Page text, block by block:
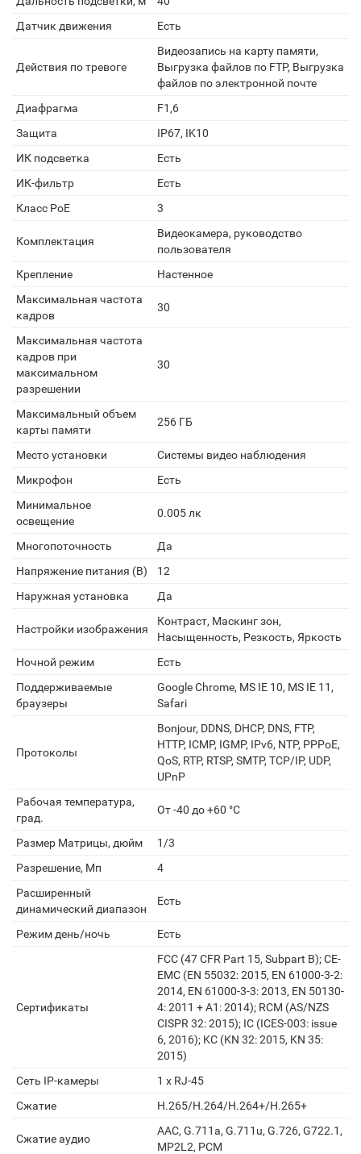
Датчик движения
Есть
Действия по тревоге
Видеозапись на карту памяти,
Выгрузка файлов по FTP, Выгрузка
файлов по электронной почте
Диафрагма
F1,6
Защита
IP67, IK10
ИК подсветка
Есть
ИК-фильтр
Есть
Класс PoE
3
Комплектация
Видеокамера, руководство
пользователя
Крепление
Настенное
Максимальная частота
кадров
30
Максимальная частота
кадров при
максимальном
разрешении
30
Максимальный объем
карты памяти
256 ГБ
Место установки
Системы видео наблюдения
Микрофон
Есть
Минимальное
освещение
0.005 лк
Многопоточность
Да
Напряжение питания (В)
12
Наружная установка
Да
Настройки изображения
Контраст, Маскинг зон,
Насыщенность, Резкость, Яркость
Ночной режим
Есть
Поддерживаемые
браузеры
Google Chrome, MS IE 10, MS IE 11,
Safari
Протоколы
Bonjour, DDNS, DHCP, DNS, FTP,
HTTP, ICMP, IGMP, IPv6, NTP, PPPoE,
QoS, RTP, RTSP, SMTP, TCP/IP, UDP,
UPnP
Рабочая температура,
град.
От -40 до +60 °C
Размер Матрицы, дюйм
1/3
Разрешение, Мп
4
Расширенный
динамический диапазон
Есть
Режим день/ночь Есть
Сертификаты
FCC (47 CFR Part 15, Subpart B); CE-
EMC (EN 55032: 2015, EN 61000-3-2:
2014, EN 61000-3-3: 2013, EN 50130-
4: 2011 + A1: 2014); RCM (AS/NZS
CISPR 32: 2015); IC (ICES-003: issue
6, 2016); KC (KN 32: 2015, KN 35:
2015)
Сеть IP-камеры
1 х RJ-45
Сжатие
H.265/H.264/H.264+/H.265+
Сжатие аудио
AAC, G.711a, G.711u, G.726, G722.1,
MP2L2, PCM